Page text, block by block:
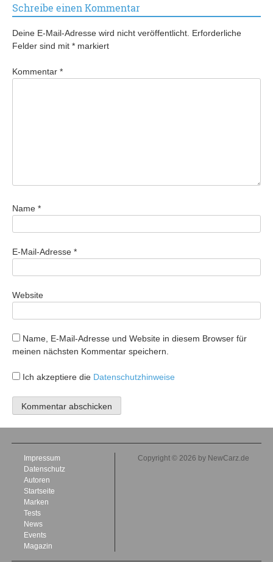
Schreibe einen Kommentar
Deine E-Mail-Adresse wird nicht veröffentlicht. Erforderliche
Felder sind mit * markiert
Kommentar *
Name *
E-Mail-Adresse *
Website
Name, E-Mail-Adresse und Website in diesem Browser für
meinen nächsten Kommentar speichern.
Ich akzeptiere die Datenschutzhinweise
Impressum
Datenschutz
Autoren
Startseite
Marken
Tests
News
Events
Magazin
Copyright © 2026 by NewCarz.de